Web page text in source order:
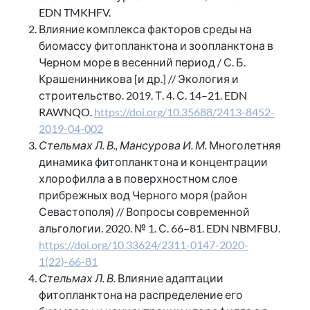
EDN TMKHFV.
Влияние комплекса факторов среды на
биомассу фитопланктона и зоопланктона в
Черном море в весенний период / С. Б.
Крашенинникова [и др.] // Экология и
строительство. 2019. Т. 4. С. 14–21. EDN
RAWNQO. https://doi.org/10.35688/2413-8452-
2019-04-002
Стельмах Л. В., Мансурова И. М. Многолетняя
динамика фитопланктона и концентрации
хлорофилла а в поверхностном слое
прибрежных вод Черного моря (район
Севастополя) // Вопросы современной
альгологии. 2020. № 1. С. 66–81. EDN NBMFBU.
https://doi.org/10.33624/2311-0147-2020-
1(22)-66-81
Стельмах Л. В. Влияние адаптации
фитопланктона на распределение его